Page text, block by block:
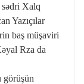
Xalq
Yazıçılar
baş müşaviri
Rza da
görüşün